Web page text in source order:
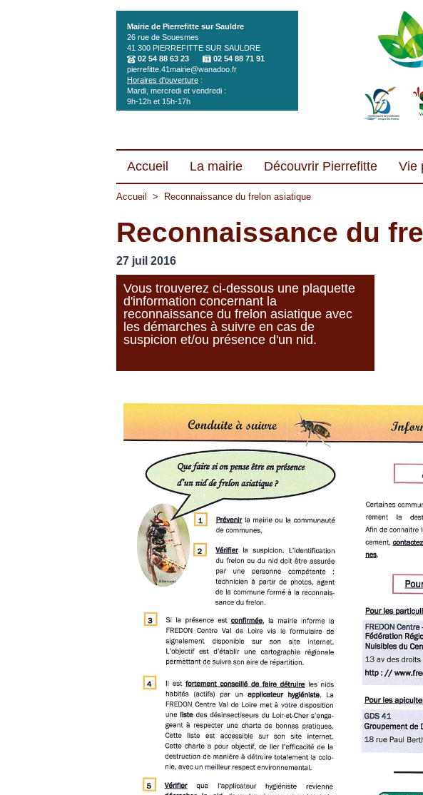
Mairie de Pierrefitte sur Sauldre
26 rue de Souesmes
41 300 PIERREFITTE SUR SAULDRE
02 54 88 63 23
02 54 88 71 91
pierrefitte.41mairie@wanadoo.fr
Horaires d'ouverture :
Mardi, mercredi et vendredi :
9h-12h et 15h-17h
Accueil La mairie Découvrir Pierrefitte Vie
Accueil > Reconnaissance du frelon asiatique
Reconnaissance du
27 juil 2016
Vous trouverez ci-dessous une plaquette
d'information concernant la
reconnaissance du frelon asiatique avec
les démarches à suivre en cas de
suspicion et/ou présence d'un nid.